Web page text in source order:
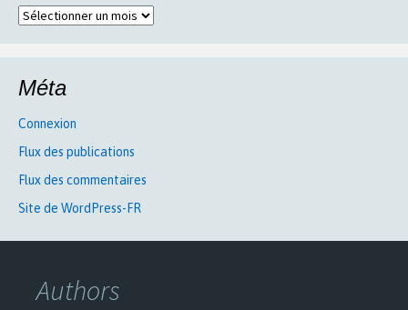
Archives
Méta
Connexion
Flux des publications
Flux des commentaires
Site de WordPress-FR
Authors